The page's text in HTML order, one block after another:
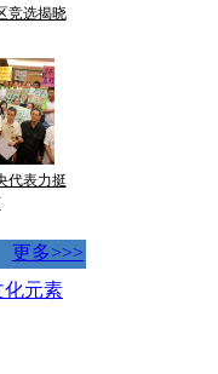
竞选揭晓
代表力挺
更多>>>
化元素